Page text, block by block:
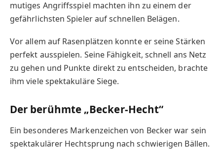
mutiges Angriffsspiel machten ihn zu einem der
gefährlichsten Spieler auf schnellen Belägen.
Vor allem auf Rasenplätzen konnte er seine Stärken
perfekt ausspielen. Seine Fähigkeit, schnell ans Netz
zu gehen und Punkte direkt zu entscheiden, brachte
ihm viele spektakuläre Siege.
Der berühmte „Becker-Hecht“
Ein besonderes Markenzeichen von Becker war sein
spektakulärer Hechtsprung nach schwierigen Bällen.